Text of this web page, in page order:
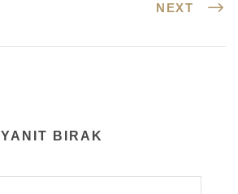
NEXT
YANIT BIRAK